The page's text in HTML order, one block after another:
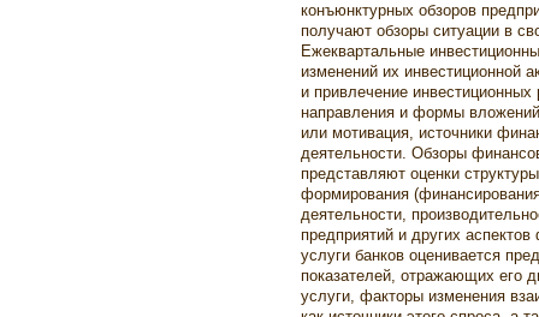
конъюнктурных обзоров
получают обзоры ситуации в
Ежеквартальные
изменений их инвестиционной
и привлечение
направления и формы
или мотивация, источники
деятельности. Обзоры
представляют оценки
формирования
деятельности,
предприятий и других
услуги банков оценивается
показателей, отражающих его
услуги, факторы изменения